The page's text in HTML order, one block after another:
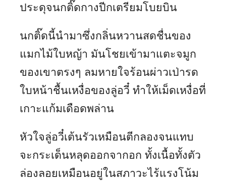
ประดุจนกติ๊ดกางปีกเตรียมโบยบิน
นกติ๊ดนี้นำมาซึ่งกลิ่นหวานสดชื่นของ
แมกไม้ใบหญ้า มันโชยเข้ามาแตะจมูก
ของเขาตรงๆ ลมหายใจร้อนผ่าวเป่ารด
ใบหน้าชื้นเหงื่อของลู่อวี๋ ทำให้เม็ดเหงื่อที่
เกาะแก้มเดือดพล่าน
หัวใจลู่อวี๋เต้นรัวเหมือนตีกลองจนแทบ
จะกระเด็นหลุดออกจากอก ทั้งเนื้อทั้งตัว
ล่องลอยเหมือนอยู่ในสภาวะไร้แรงโน้ม